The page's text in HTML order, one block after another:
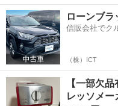
ツ洗浄…
東京 三鷹市 三鷹駅
ローンブ
信販会社でク
（株）ICT
【一部欠
レッソメ